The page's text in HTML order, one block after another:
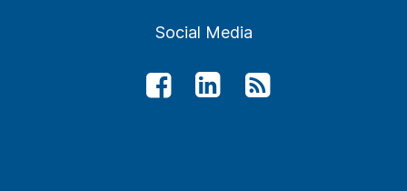
Social Media